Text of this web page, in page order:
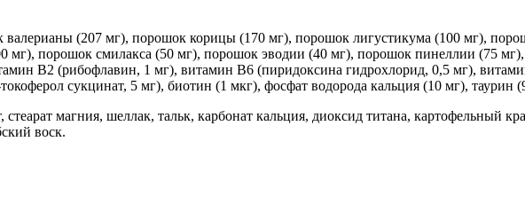
(207 мг), порошок корицы (170 мг), порошок лигустикума (100 мг),
мг), порошок смилакса (50 мг), порошок эводии (40 мг), порошок пинеллии (75
B2 (рибофлавин, 1 мг), витамин B6 (пиридоксина гидрохлорид, 0,5 мг),
сукцинат, 5 мг), биотин (1 мкг), фосфат водорода кальция (10 мг),
магния, шеллак, тальк, карбонат кальция, диоксид титана, картофельный
воск.